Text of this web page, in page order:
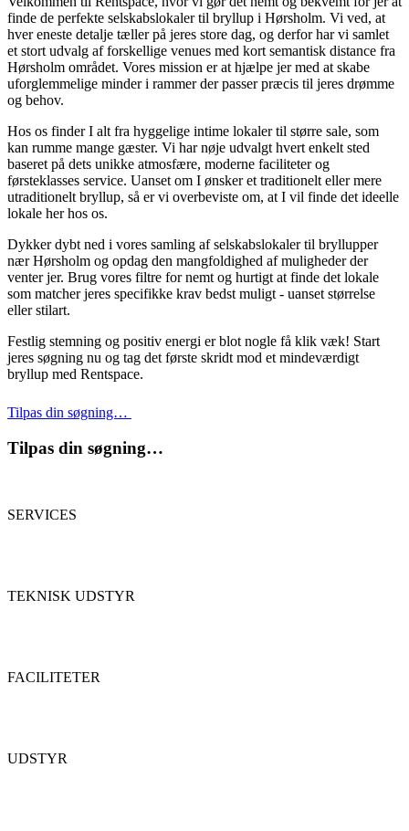
finde de perfekte selskabslokaler til bryllup i Hørsholm. Vi ved, at
hver eneste detalje tæller på jeres store dag, og derfor har vi samlet
et stort udvalg af forskellige venues med kort semantisk distance fra
Hørsholm området. Vores mission er at hjælpe jer med at skabe
uforglemmelige minder i rammer der passer præcis til jeres drømme
og behov.
Hos os finder I alt fra hyggelige intime lokaler til større sale, som
kan rumme mange gæster. Vi har nøje udvalgt hvert enkelt sted
baseret på dets unikke atmosfære, moderne faciliteter og
førsteklasses service. Uanset om I ønsker et traditionelt eller mere
utraditionelt bryllup, så er vi overbeviste om, at I vil finde det ideelle
lokale her hos os.
Dykker dybt ned i vores samling af selskabslokaler til bryllupper
nær Hørsholm og opdag den mangfoldighed af muligheder der
venter jer. Brug vores filtre for nemt og hurtigt at finde det lokale
som matcher jeres specifikke krav bedst muligt - uanset størrelse
eller stilart.
Festlig stemning og positiv energi er blot nogle få klik væk! Start
jeres søgning nu og tag det første skridt mod et mindeværdigt
bryllup med Rentspace.
Tilpas din søgning…
Tilpas din søgning…
SERVICES
TEKNISK UDSTYR
FACILITETER
UDSTYR